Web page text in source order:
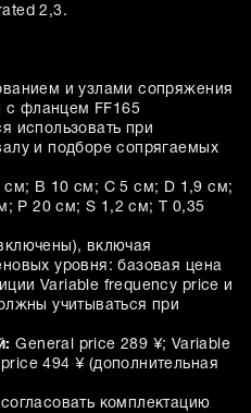
2,3.
и узлами сопряжения
с фланцем FF165
использовать при
и подборе сопрягаемых
см; B 10 см; C 5 см; D 1,9 см;
P 20 см; S 1,2 см; T 0,35
включая
уровня: базовая цена
Variable frequency price и
учитываться при
General price 289 ¥; Variable
494 ¥ (дополнительная
комплектацию